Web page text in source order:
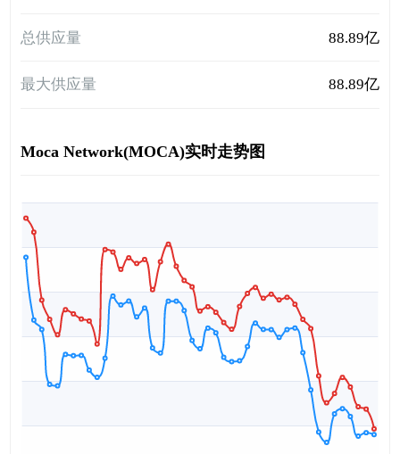
总供应量 88.89亿
最大供应量 88.89亿
Moca Network(MOCA)实时走势图